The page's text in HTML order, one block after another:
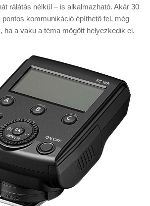
rálátás nélkül – is alkalmazható. Akár 30
pontos kommunikáció építhető fel, még
ha a vaku a téma mögött helyezkedik el.